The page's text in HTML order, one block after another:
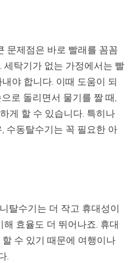
문제점은 바로 빨래를 꼼꼼
탁기가 없는 가정에서는 빨
야 합니다. 이때 도움이 되
로 돌리면서 물기를 짤 때,
게 할 수 있습니다. 특히나
수동탈수기는 꼭 필요한 아
탈수기는 더 작고 휴대성이
효율도 더 뛰어나죠. 휴대
수 있기 때문에 여행이나
.